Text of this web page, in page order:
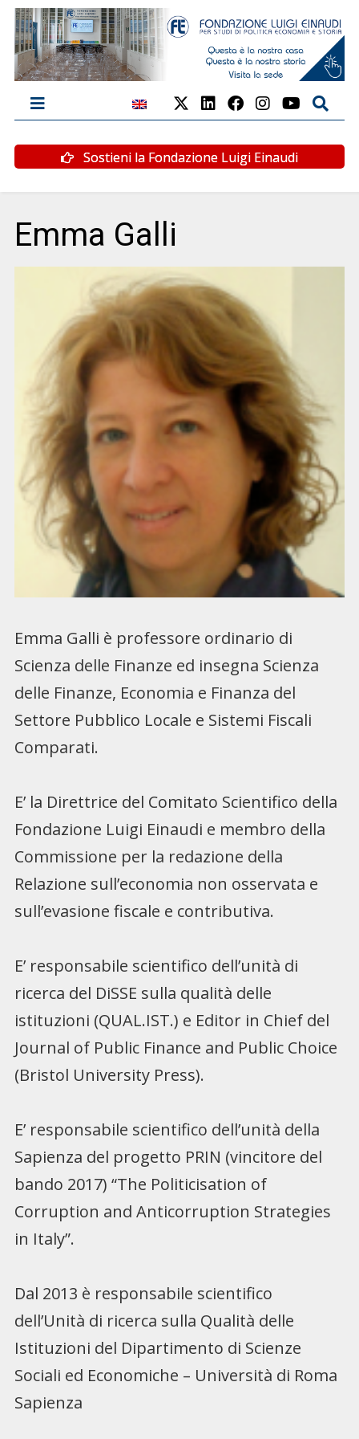
Sostieni la Fondazione Luigi Einaudi
Emma Galli
Emma Galli è professore ordinario di
Scienza delle Finanze ed insegna Scienza
delle Finanze, Economia e Finanza del
Settore Pubblico Locale e Sistemi Fiscali
Comparati.
E’ la Direttrice del Comitato Scientifico della
Fondazione Luigi Einaudi e membro della
Commissione per la redazione della
Relazione sull’economia non osservata e
sull’evasione fiscale e contributiva.
E’ responsabile scientifico dell’unità di
ricerca del DiSSE sulla qualità delle
istituzioni (QUAL.IST.) e Editor in Chief del
Journal of Public Finance and Public Choice
(Bristol University Press).
E’ responsabile scientifico dell’unità della
Sapienza del progetto PRIN (vincitore del
bando 2017) “The Politicisation of
Corruption and Anticorruption Strategies
in Italy”.
Dal 2013 è responsabile scientifico
dell’Unità di ricerca sulla Qualità delle
Istituzioni del Dipartimento di Scienze
Sociali ed Economiche – Università di Roma
Sapienza